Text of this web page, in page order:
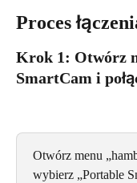
Proces
Krok 1: Otwórz
SmartCam i
Otwórz menu
wybierz „Portable